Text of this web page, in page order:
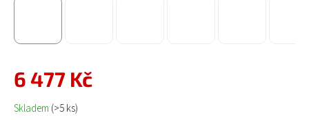
6 477 Kč
Měrná cena:
Skladem (>5 ks)